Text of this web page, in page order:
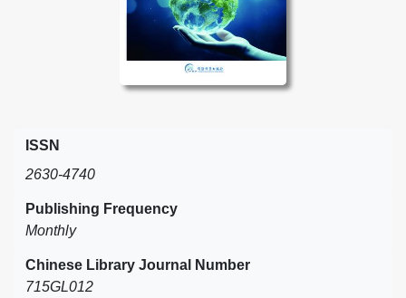
ISSN
2630-4740
Publishing Frequency
Monthly
Chinese Library Journal Number
715GL012